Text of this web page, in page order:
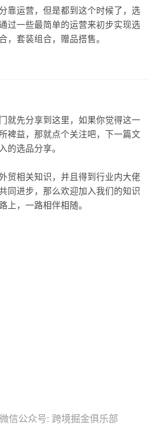
靠运营，但是都到这个时候了，选
过一些最简单的运营来初步实现选
，套装组合，赠品搭售。
就先分享到这里，如果你觉得这一
裨益，那就点个关注吧，下一篇文
的选品分享。
贸相关知识，并且得到行业内大佬
同进步，那么欢迎加入我们的知识
上，一路相伴相随。
信公众号: 跨境掘金俱乐部